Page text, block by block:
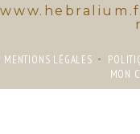
MENTIONS LÉGALES
MON